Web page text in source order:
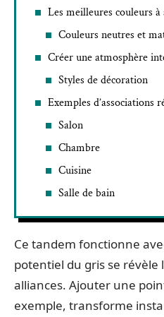
Les meilleures couleurs à
Couleurs neutres et
Créer une atmosphère
Styles de décoration
Exemples d’associations
Salon
Chambre
Cuisine
Salle de bain
Ce tandem fonctionne
potentiel du gris se révèle
alliances. Ajouter une
exemple, transforme